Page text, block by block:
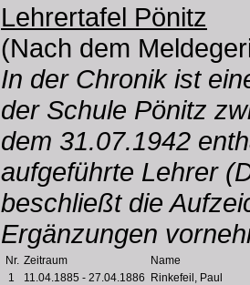
Lehrertafel Pönitz
(Nach dem
In der Chronik ist
der Schule Pönitz
dem 31.07.1942
aufgeführte Lehrer
beschließt die
Ergänzungen
Nr. Zeitraum
Name
1
11.04.1885 - 27.04.1886 Rinkefeil, Paul